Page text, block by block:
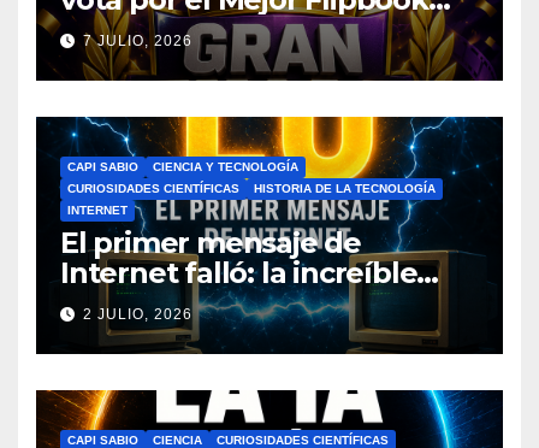
del Ciclo Escolar
7 JULIO, 2026
CAPI SABIO
CIENCIA Y TECNOLOGÍA
CURIOSIDADES CIENTÍFICAS
HISTORIA DE LA TECNOLOGÍA
INTERNET
El primer mensaje de
Internet falló: la increíble
historia de ARPANET que
cambió el mundo
2 JULIO, 2026
CAPI SABIO CIENCIA
CURIOSIDADES CIENTÍFICAS